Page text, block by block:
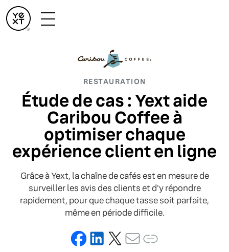
RESTAURATION
Étude de cas : Yext aide
Caribou Coffee à
optimiser chaque
expérience client en ligne
Grâce à Yext, la chaîne de cafés est en mesure de
surveiller les avis des clients et d'y répondre
rapidement, pour que chaque tasse soit parfaite,
même en période difficile.